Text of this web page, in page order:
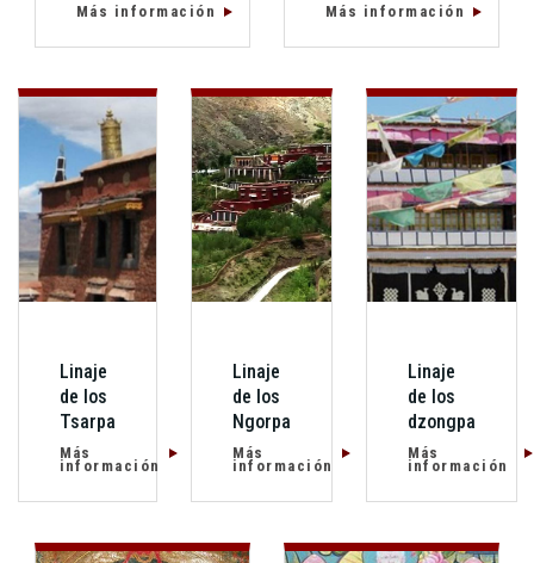
Más información Más información
Linaje
de los
Tsarpa
Más
información
Linaje
de los
Ngorpa
Más
información
Linaje
de los
dzongpa
Más
información